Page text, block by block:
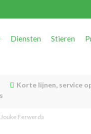
Diensten Stieren
Korte lijnen, service
Ferwerda